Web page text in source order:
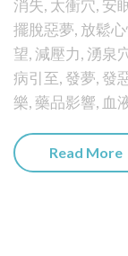
消失, 太衝穴, 安
擺脫惡夢, 放鬆
望, 減壓力, 湧泉
病引至, 發夢, 發
樂,藥品影響, 血
Read More